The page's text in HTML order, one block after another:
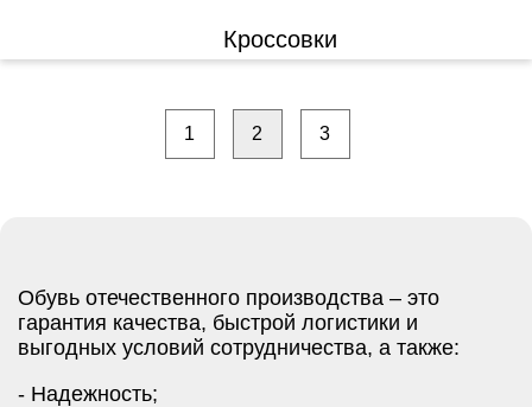
Кроссовки
1 2 3
Обувь отечественного производства – это
гарантия качества, быстрой логистики и
выгодных условий сотрудничества, а также:
- Надежность;